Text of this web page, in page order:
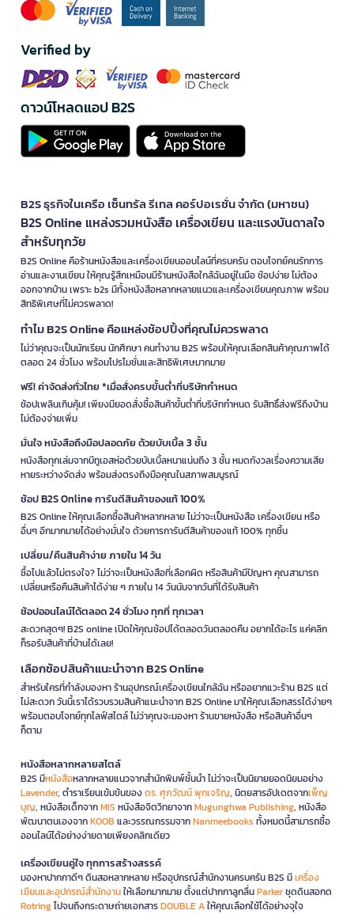
Verified by
ดาวน์โหลดแอป B2S
B2S ธุรกิจในเครือ เซ็นทรัล รีเทล คอร์ปอเรชั่น จำกัด (มหาชน)
B2S Online แหล่งรวมหนังสือ เครื่องเขียน และแรงบันดาลใจ
สำหรับทุกวัย
B2S Online คือร้านหนังสือและเครื่องเขียนออนไลน์ที่ครบครัน ตอบโจทย์คนรักการ
อ่านและงานเขียน ให้คุณรู้สึกเหมือนมีร้านหนังสือใกล้ฉันอยู่ในมือ ช้อปง่าย ไม่ต้อง
ออกจากบ้าน เพราะ b2s มีทั้งหนังสือหลากหลายแนวและเครื่องเขียนคุณภาพ พร้อม
สิทธิพิเศษที่ไม่ควรพลาด!
ทำไม B2S Online คือแหล่งช้อปปิ้งที่คุณไม่ควรพลาด
ไม่ว่าคุณจะเป็นนักเรียน นักศึกษา คนทำงาน B2S พร้อมให้คุณเลือกสินค้าคุณภาพได้
ตลอด 24 ชั่วโมง พร้อมโปรโมชั่นและสิทธิพิเศษมากมาย
ฟรี! ค่าจัดส่งทั่วไทย *เมื่อสั่งครบขั้นต่ำที่บริษัทกำหนด
ช้อปเพลินเกินคุ้ม! เพียงมียอดสั่งซื้อสินค้าขั้นต่ำที่บริษัทกำหนด รับสิทธิ์ส่งฟรีถึงบ้าน
ไม่ต้องจ่ายเพิ่ม
มั่นใจ หนังสือถึงมือปลอดภัย ด้วยบับเบิ้ล 3 ชั้น
หนังสือทุกเล่มจากบีทูเอสห่อด้วยบับเบิ้ลหนาแน่นถึง 3 ชั้น หมดกังวลเรื่องความเสีย
หายระหว่างจัดส่ง พร้อมส่งตรงถึงมือคุณในสภาพสมบูรณ์
ช้อป B2S Online การันตีสินค้าของแท้ 100%
B2S Online ให้คุณเลือกซื้อสินค้าหลากหลาย ไม่ว่าจะเป็นหนังสือ เครื่องเขียน หรือ
อื่นๆ อีกมากมายได้อย่างมั่นใจ ด้วยการการันตีสินค้าของแท้ 100% ทุกชิ้น
เปลี่ยน/คืนสินค้าง่าย ภายใน 14 วัน
ซื้อไปแล้วไม่ตรงใจ? ไม่ว่าจะเป็นหนังสือที่เลือกผิด หรือสินค้ามีปัญหา คุณสามารถ
เปลี่ยนหรือคืนสินค้าได้ง่าย ๆ ภายใน 14 วันนับจากวันที่ได้รับสินค้า
ช้อปออนไลน์ได้ตลอด 24 ชั่วโมง ทุกที่ ทุกเวลา
สะดวกสุดๆ! B2S online เปิดให้คุณช้อปได้ตลอดวันตลอดคืน อยากได้อะไร แค่คลิก
ก็รอรับสินค้าที่บ้านได้เลย!
เลือกช้อปสินค้าแนะนำจาก B2S Online
สำหรับใครที่กำลังมองหา ร้านอุปกรณ์เครื่องเขียนใกล้ฉัน หรืออยากแวะร้าน B2S แต่
ไม่สะดวก วันนี้เราได้รวบรวมสินค้าแนะนำจาก B2S Online มาให้คุณเลือกสรรได้ง่ายๆ
พร้อมตอบโจทย์ทุกไลฟ์สไตล์ ไม่ว่าคุณจะมองหา ร้านขายหนังสือ หรือสินค้าอื่นๆ
ก็ตาม
หนังสือหลากหลายสไตล์
B2S มีหนังสือหลากหลายแนวจากสำนักพิมพ์ชั้นนำ ไม่ว่าจะเป็นนิยายยอดนิยมอย่าง
Lavender, ตำราเรียนเข้มข้นของดร. ศุภวัฒน์ พุกเจริญ, นิตยสารอัปเดตจากเพ็ญ
บุญ, หนังสือเด็กจากMIS หนังสือจิตวิทยาจากMugunghwa Publishing, หนังสือ
พัฒนาตนเองจากKOOB และวรรณกรรมจากNanmeebooks ทั้งหมดนี้สามารถซื้อ
ออนไลน์ได้อย่างง่ายดายเพียงคลิกเดียว
เครื่องเขียนคู่ใจ ทุกการสร้างสรรค์
มองหาปากกาดีๆ ดินสอหลากหลาย หรืออุปกรณ์สำนักงานครบครัน B2S มีเครื่อง
เขียนและอุปกรณ์สำนักงานให้เลือกมากมาย ตั้งแต่ปากกาลูกลื่นParkerชุดดินสอกด
Rotringไปจนถึงกระดาษถ่ายเอกสารDOUBLE Aให้คุณเลือกใช้ได้อย่างจุใจ